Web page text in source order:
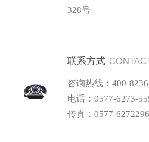
328号
联系方式
咨询热线：400-
电话：0577-6273-
传真：0577-